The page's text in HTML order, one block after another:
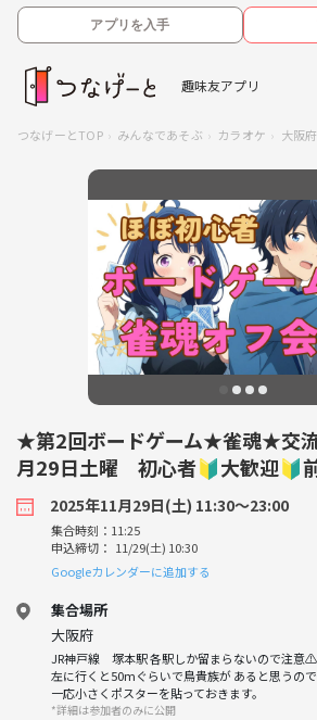
アプリを入手
趣味友アプリ
つなげーとTOP みんなであそぶ カラオケ 大阪府
★第2回ボードゲーム★雀魂★交
月29日土曜 初心者🔰大歓迎🔰前
2025年11月29日(土) 11:30〜23:00
集合時刻：11:25
申込締切： 11/29(土) 10:30
Googleカレンダーに追加する
集合場所
大阪府
JR神戸線 塚本駅 各駅しか留まらないので注意
左に行くと50mぐらいで鳥貴族が あると思うの
一応小さくポスターを貼っておきます。
*詳細は参加者のみに公開